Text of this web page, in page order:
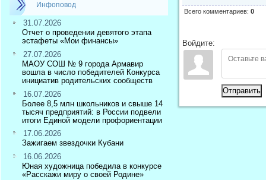
Инфоповод
31.07.2026
Отчет о проведении девятого этапа
эстафеты «Мои финансы»
27.07.2026
МАОУ СОШ № 9 города Армавир
вошла в число победителей Конкурса
инициатив родительских сообществ
16.07.2026
Более 8,5 млн школьников и свыше 14
тысяч предприятий: в России подвели
итоги Единой модели профориентации
17.06.2026
Зажигаем звездочки Кубани
16.06.2026
Юная художница победила в конкурсе
«Расскажи миру о своей Родине»
Всего комментариев: 0
Войдите:
Отправить